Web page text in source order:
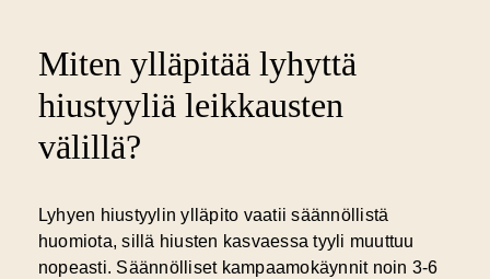
Miten ylläpitää lyhyttä
hiustyyliä leikkausten
välillä?
Lyhyen hiustyylin ylläpito vaatii säännöllistä
huomiota, sillä hiusten kasvaessa tyyli muuttuu
nopeasti. Säännölliset kampaamokäynnitnoin 3-6